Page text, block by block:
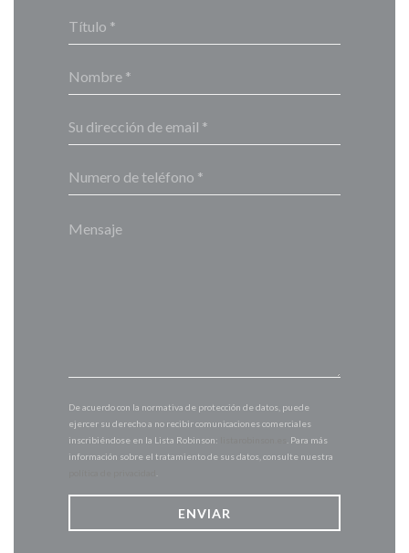
De acuerdo con la normativa de protección de datos, puede
ejercer su derecho a no recibir comunicaciones comerciales
inscribiéndose en la Lista Robinson:
. Para más
información sobre el tratamiento de sus datos, consulte nuestra